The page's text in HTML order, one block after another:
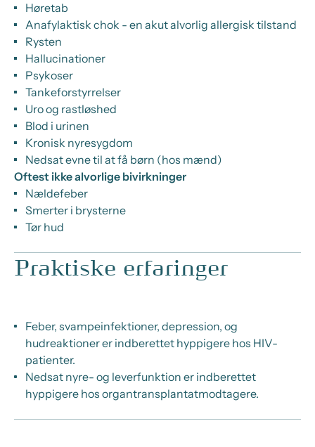
Høretab
Anafylaktisk chok - en akut alvorlig allergisk tilstand
Rysten
Hallucinationer
Psykoser
Tankeforstyrrelser
Uro og rastløshed
Blod i urinen
Kronisk nyresygdom
Nedsat evne til at få børn (hos mænd)
Oftest ikke alvorlige bivirkninger
Nældefeber
Smerter i brysterne
Tør hud
Praktiske erfaringer
Feber, svampeinfektioner, depression, og
hudreaktioner er indberettet hyppigere hos HIV-
patienter.
Nedsat nyre- og leverfunktion er indberettet
hyppigere hos organtransplantatmodtagere.